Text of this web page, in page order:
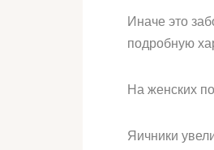
Иначе это
подробную
На женских
Яичники